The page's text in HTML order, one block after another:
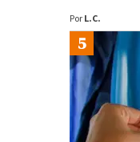
Por L.C.